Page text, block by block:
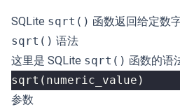
SQLite sqrt() 函数返回给定数
sqrt() 语法
这里是 SQLite sqrt() 函数的语
sqrt ( numeric_value )
参数